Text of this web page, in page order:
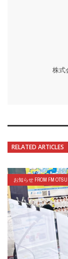
株
RELATED ARTICLES
お知らせ FROM FM OTSU